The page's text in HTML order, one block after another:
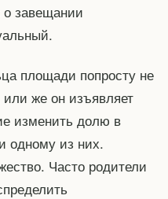
о завещании
площади попросту не
или же он изъявляет
изменить долю в
одному из них.
Часто родители